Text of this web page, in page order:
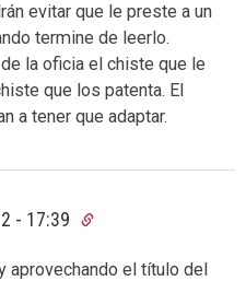
evitar que le preste a un
termine de leerlo.
la oficia el chiste que le
que los patenta. El
a tener que adaptar.
- 17:39
aprovechando el título del